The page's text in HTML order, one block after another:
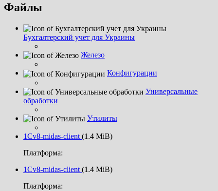
Файлы
Бухгалтерский учет для Украины
Железо
Конфигурации
Универсальные
обработки
Утилиты
1Cv8-midas-client(1.4 MiB)
Платформа:
1Cv8-midas-client(1.4 MiB)
Платформа: